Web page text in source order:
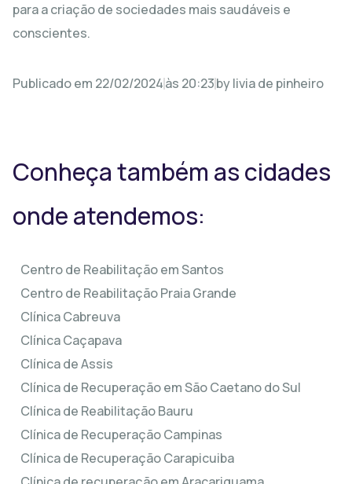
para a criação de sociedades mais saudáveis e
conscientes.
Publicado em 22/02/2024às 20:23bylivia de pinheiro
Conheça também as cidades
onde atendemos:
Centro de Reabilitação em Santos
Centro de Reabilitação Praia Grande
Clínica Cabreuva
Clínica Caçapava
Clínica de Assis
Clínica de Recuperação em São Caetano do Sul
Clínica de Reabilitação Bauru
Clínica de Recuperação Campinas
Clínica de Recuperação Carapicuiba